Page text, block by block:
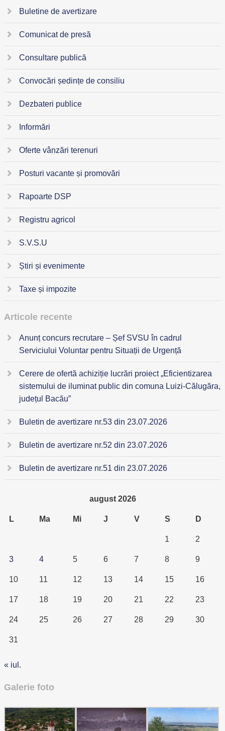
Buletine de avertizare
Comunicat de presă
Consultare publică
Convocări ședințe de consiliu
Dezbateri publice
Informări
Oferte vânzări terenuri
Posturi vacante și promovări
Rapoarte DSP
Registru agricol
S.V.S.U
Știri și evenimente
Taxe și impozite
Articole recente
Anunț concurs recrutare – Șef SVSU în cadrul
Serviciului Voluntar pentru Situații de Urgență
Cerere de ofertă achiziție lucrări proiect „Eficientizarea
sistemului de iluminat public din comuna Luizi-Călugăra,
județul Bacău”
Buletin de avertizare nr.53 din 23.07.2026
Buletin de avertizare nr.52 din 23.07.2026
Buletin de avertizare nr.51 din 23.07.2026
august 2026
L Ma Mi J V S D
1 2
3 4 5 6 7 8 9
10 11 12 13 14 15 16
17 18 19 20 21 22 23
24 25 26 27 28 29 30
31
« iul.
Galerie foto